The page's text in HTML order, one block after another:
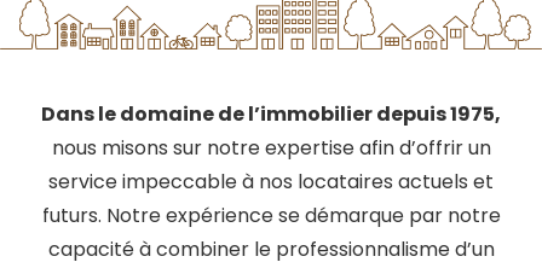
Dans le domaine de l’immobilier depuis 1975,
nous misons sur notre expertise afin d’offrir un
service impeccable à nos locataires actuels et
futurs. Notre expérience se démarque par notre
capacité à combiner le professionnalisme d’un